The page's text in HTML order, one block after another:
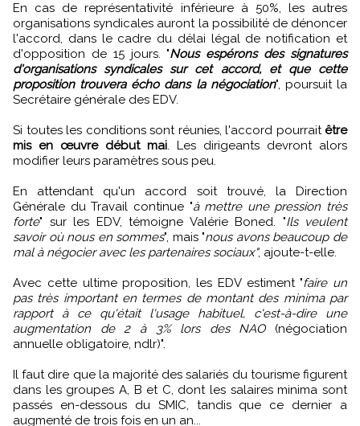
En cas de représentativité inférieure à 50%, les autres
organisations syndicales auront la possibilité de dénoncer
l'accord, dans le cadre du délai légal de notification et
d'opposition de 15 jours. "Nous espérons des signatures
d'organisations syndicales sur cet accord, et que cette
proposition trouvera écho dans la négociation", poursuit la
Secrétaire générale des EDV.
Si toutes les conditions sont réunies, l'accord pourrait être
mis en œuvre début mai. Les dirigeants devront alors
modifier leurs paramètres sous peu.
En attendant qu'un accord soit trouvé, la Direction
Générale du Travail continue "à mettre une pression très
forte" sur les EDV, témoigne Valérie Boned. "Ils veulent
savoir où nous en sommes", mais "nous avons beaucoup de
mal à négocier avec les partenaires sociaux", ajoute-t-elle.
Avec cette ultime proposition, les EDV estiment "faire un
pas très important en termes de montant des minima par
rapport à ce qu'était l'usage habituel, c'est-à-dire une
augmentation de 2 à 3% lors des NAO(négociation
annuelle obligatoire, ndlr)".
Il faut dire que la majorité des salariés du tourisme figurent
dans les groupes A, B et C, dont les salaires minima sont
passés en-dessous du SMIC, tandis que ce dernier a
augmenté de trois fois en un an...